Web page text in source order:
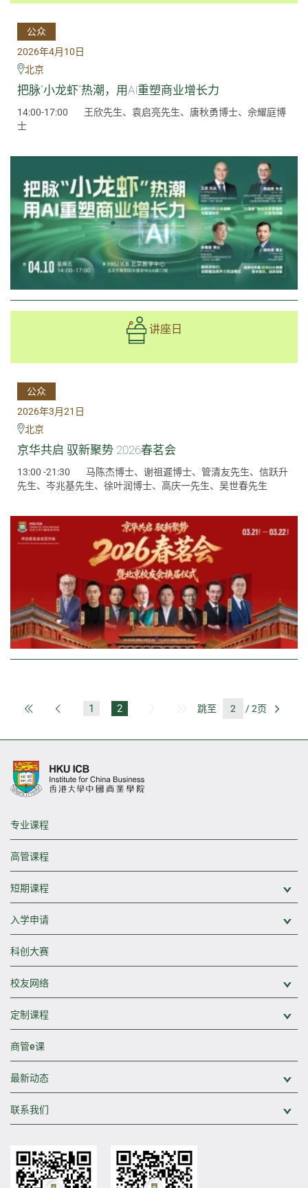
公众
2026年4月10日
北京
把脉“小龙虾”热潮，用AI重塑商业增长力
14:00-17:00
王欣先生、袁启亮先生、唐秋勇博士、佘耀庭博
士
讲座日
公众
2026年3月21日
北京
京华共启 驭新聚势 2026春茗会
13:00 -21:30
马陈杰博士、谢祖遲博士、管清友先生、信跃升
先生、岑兆基先生、徐叶润博士、高庆一先生、吴世春先生
第一页 上一页
1 2 最后一页
跳至 / 2页
专业课程
高管课程
短期课程
入学申请
科创大赛
校友网络
定制课程
商管e课
最新动态
联系我们